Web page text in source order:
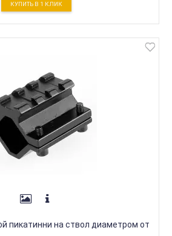
КУПИТЬ В 1 КЛИК
пикатинни на ствол диаметром от